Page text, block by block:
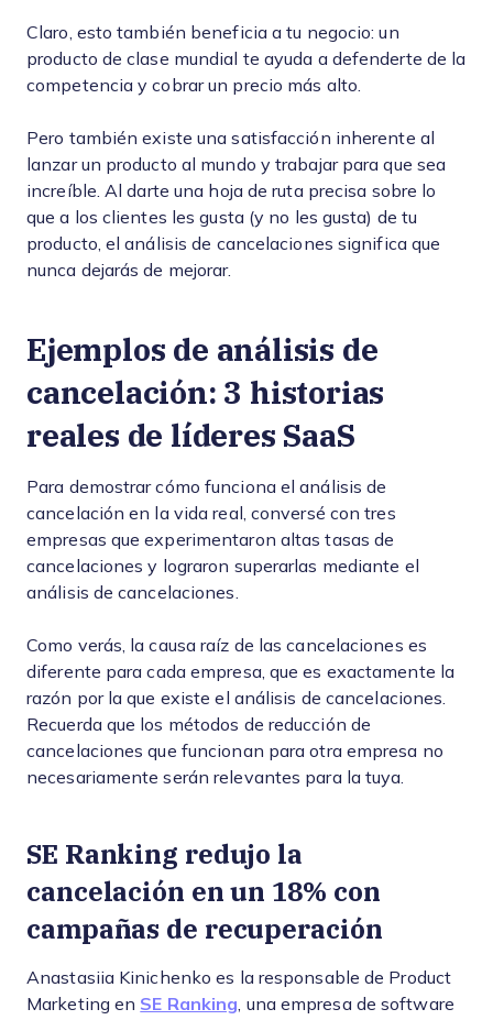
Claro, esto también beneficia a tu negocio: un
producto de clase mundial te ayuda a defenderte de la
competencia y cobrar un precio más alto.
Pero también existe una satisfacción inherente al
lanzar un producto al mundo y trabajar para que sea
increíble. Al darte una hoja de ruta precisa sobre lo
que a los clientes les gusta (y no les gusta) de tu
producto, el análisis de cancelaciones significa que
nunca dejarás de mejorar.
Ejemplos de análisis de
cancelación: 3 historias
reales de líderes SaaS
Para demostrar cómo funciona el análisis de
cancelación en la vida real, conversé con tres
empresas que experimentaron altas tasas de
cancelaciones y lograron superarlas mediante el
análisis de cancelaciones.
Como verás, la causa raíz de las cancelaciones es
diferente para cada empresa, que es exactamente la
razón por la que existe el análisis de cancelaciones.
Recuerda que los métodos de reducción de
cancelaciones que funcionan para otra empresa no
necesariamente serán relevantes para la tuya.
SE Ranking redujo la
cancelación en un 18% con
campañas de recuperación
Anastasiia Kinichenko es la responsable de Product
Marketing en SE Ranking , una empresa de software